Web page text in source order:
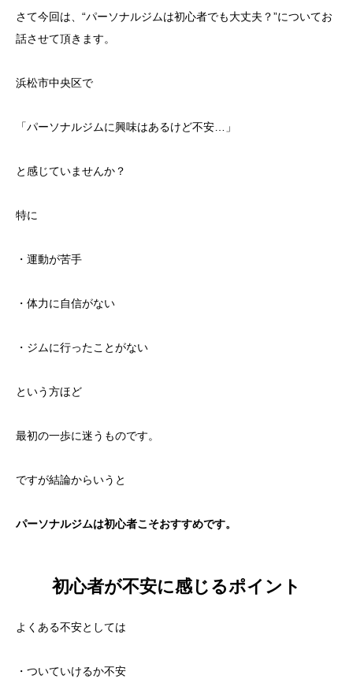
さて今回は、“パーソナルジムは初心者でも大丈夫？”についてお
話させて頂きます。
浜松市中央区で
「パーソナルジムに興味はあるけど不安…」
と感じていませんか？
特に
・運動が苦手
・体力に自信がない
・ジムに行ったことがない
という方ほど
最初の一歩に迷うものです。
ですが結論からいうと
パーソナルジムは初心者こそおすすめです。
初心者が不安に感じるポイント
よくある不安としては
・ついていけるか不安